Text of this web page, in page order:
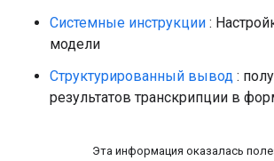
Системные инструкции :
модели
Структурированный вывод :
результатов транскрипции в
Эта информация оказалась